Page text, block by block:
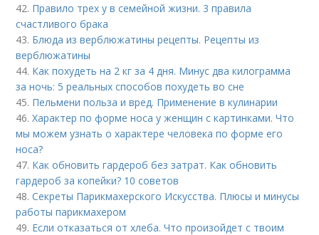
42. Правило трех у в семейной жизни. 3 правила
счастливого брака
43. Блюда из верблюжатины рецепты. Рецепты из
верблюжатины
44. Как похудеть на 2 кг за 4 дня. Минус два килограмма
за ночь: 5 реальных способов похудеть во сне
45. Пельмени польза и вред. Применение в кулинарии
46.Характер по форме носа у женщин с картинками. Что
мы можем узнать о характере человека по форме его
носа?
47. Как обновить гардероб без затрат. Как обновить
гардероб за копейки? 10 советов
48.Секреты Парикмахерского Искусства. Плюсы и минусы
работы парикмахером
49. Если отказаться от хлеба. Что произойдет с твоим